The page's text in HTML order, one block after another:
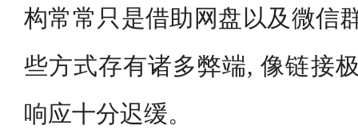
构常常只是借助网盘以及微信
些方式存有诸多弊端, 像链接
响应十分迟缓。